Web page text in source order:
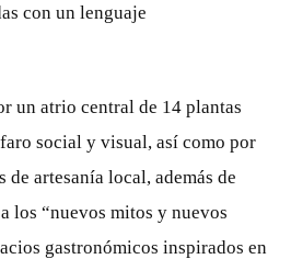
con un lenguaje
un atrio central de 14 plantas
social y visual, así como por
artesanía local, además de
los “nuevos mitos y nuevos
gastronómicos inspirados en